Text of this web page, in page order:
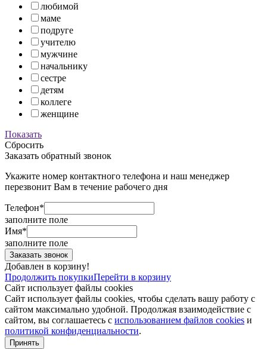
любимой
маме
подруге
учителю
мужчине
начальнику
сестре
детям
коллеге
женщине
Показать
Сбросить
Заказать обратный звонок
Укажите номер контактного телефона и наш менеджер
перезвонит Вам в течение рабочего дня
Телефон*
заполните поле
Имя*
заполните поле
Добавлен в корзину!
Продолжить покупкиПерейти в корзину
Сайт использует файлы cookies
Сайт использует файлы cookies, чтобы сделать вашу работу с
сайтом максимально удобной. Продолжая взаимодействие с
сайтом, вы соглашаетесь с использованием файлов cookies и
политикой конфиденциальности.
Принять